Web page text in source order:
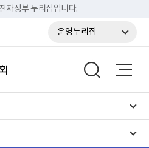
자정부 누리집입니다.
운영누리집